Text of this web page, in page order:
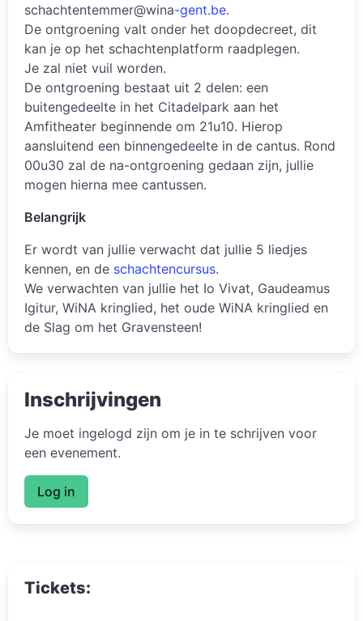
schachtentemmer@wina-gent.be.
De ontgroening valt onder het doopdecreet, dit
kan je op het schachtenplatform raadplegen.
Je zal niet vuil worden.
De ontgroening bestaat uit 2 delen: een
buitengedeelte in het Citadelpark aan het
Amfitheater beginnende om 21u10. Hierop
aansluitend een binnengedeelte in de cantus. Rond
00u30 zal de na-ontgroening gedaan zijn, jullie
mogen hierna mee cantussen.
Belangrijk
Er wordt van jullie verwacht dat jullie 5 liedjes
kennen, en de schachtencursus.
We verwachten van jullie het Io Vivat, Gaudeamus
Igitur, WiNA kringlied, het oude WiNA kringlied en
de Slag om het Gravensteen!
Inschrijvingen
Je moet ingelogd zijn om je in te schrijven voor
een evenement.
Log in
Tickets: